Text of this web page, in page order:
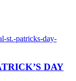
st.-patricks-day-
DAY